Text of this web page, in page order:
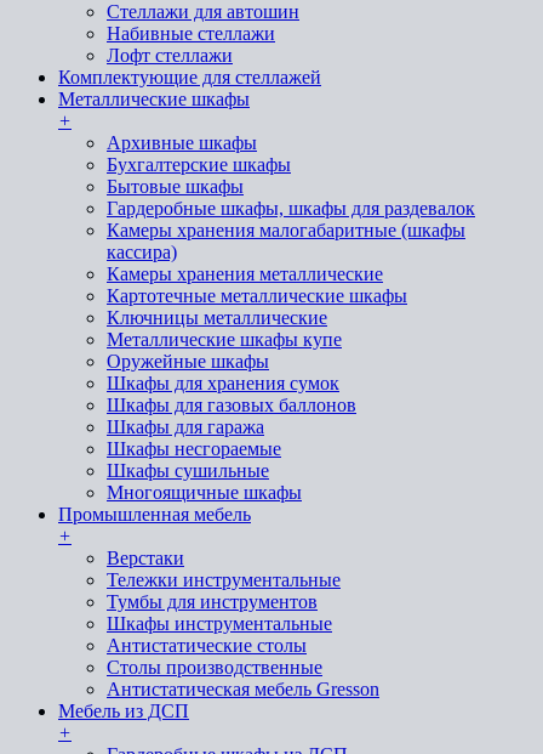
Стеллажи для автошин
Набивные стеллажи
Лофт стеллажи
Комплектующие для стеллажей
Металлические шкафы
+
Архивные шкафы
Бухгалтерские шкафы
Бытовые шкафы
Гардеробные шкафы, шкафы для раздевалок
Камеры хранения малогабаритные (шкафы
кассира)
Камеры хранения металлические
Картотечные металлические шкафы
Ключницы металлические
Металлические шкафы купе
Оружейные шкафы
Шкафы для хранения сумок
Шкафы для газовых баллонов
Шкафы для гаража
Шкафы несгораемые
Шкафы сушильные
Многоящичные шкафы
Промышленная мебель
+
Верстаки
Тележки инструментальные
Тумбы для инструментов
Шкафы инструментальные
Антистатические столы
Столы производственные
Антистатическая мебель Gresson
Мебель из ДСП
+